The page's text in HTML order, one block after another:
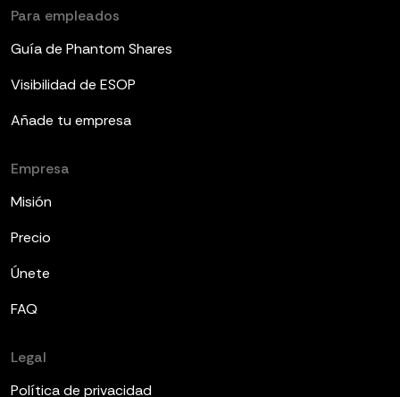
Para empleados
Guía de Phantom Shares
Visibilidad de ESOP
Añade tu empresa
Empresa
Misión
Precio
Únete
FAQ
Legal
Política de privacidad